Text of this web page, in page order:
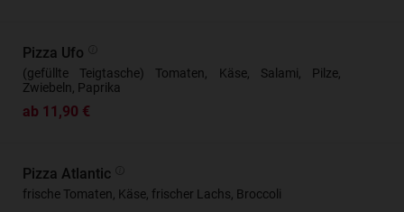
Pizza Ufo
(gefüllte Teigtasche) Tomaten, Käse, Salami, Pilze,
Zwiebeln, Paprika
ab 11,90 €
Pizza Atlantic
frische Tomaten, Käse, frischer Lachs, Broccoli